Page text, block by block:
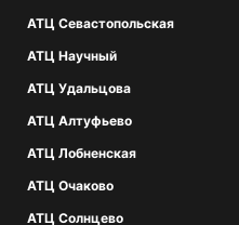
АТЦ Севастопольская
АТЦ Научный
АТЦ Удальцова
АТЦ Алтуфьево
АТЦ Лобненская
АТЦ Очаково
АТЦ Солнцево